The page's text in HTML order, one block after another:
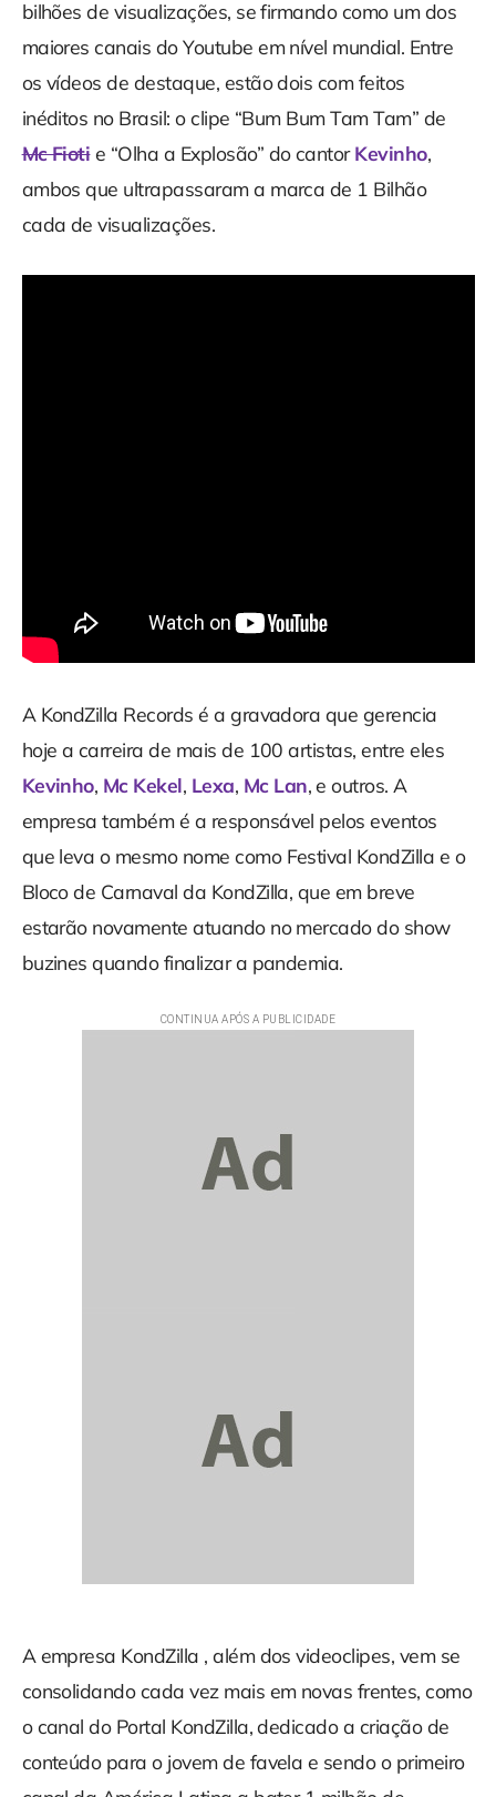
bilhões de visualizações, se firmando como um dos
maiores canais do Youtube em nível mundial. Entre
os vídeos de destaque, estão dois com feitos
inéditos no Brasil: o clipe “Bum Bum Tam Tam” de
Mc Fiotie “Olha a Explosão” do cantorKevinho,
ambos que ultrapassaram a marca de 1 Bilhão
cada de visualizações.
A KondZilla Records é a gravadora que gerencia
hoje a carreira de mais de 100 artistas, entre eles
Kevinho, Mc Kekel, Lexa, Mc Lan, e outros. A
empresa também é a responsável pelos eventos
que leva o mesmo nome como Festival KondZilla e o
Bloco de Carnaval da KondZilla, que em breve
estarão novamente atuando no mercado do show
buzines quando finalizar a pandemia.
A empresa KondZilla , além dos videoclipes, vem se
consolidando cada vez mais em novas frentes, como
o canal do Portal KondZilla, dedicado a criação de
conteúdo para o jovem de favela e sendo o primeiro